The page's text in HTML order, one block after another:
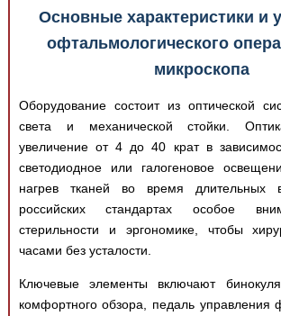
Основные характеристики и
офтальмологического
микроскопа
Оборудование состоит из оптической
света и механической стойки.
увеличение от 4 до 40 крат в
светодиодное или галогеновое
нагрев тканей во время длительных
российских стандартах особое
стерильности и эргономике, чтобы
часами без усталости.
Ключевые элементы включают
комфортного обзора, педаль управления